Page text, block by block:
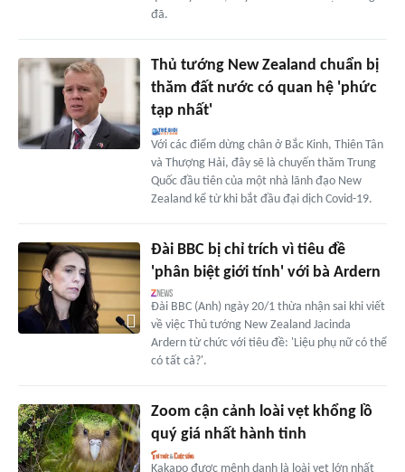
đã.
Thủ tướng New Zealand chuẩn bị
thăm đất nước có quan hệ 'phức
tạp nhất'
Với các điểm dừng chân ở Bắc Kinh, Thiên Tân
và Thượng Hải, đây sẽ là chuyến thăm Trung
Quốc đầu tiên của một nhà lãnh đạo New
Zealand kể từ khi bắt đầu đại dịch Covid-19.
Đài BBC bị chỉ trích vì tiêu đề
'phân biệt giới tính' với bà Ardern
Đài BBC (Anh) ngày 20/1 thừa nhận sai khi viết
về việc Thủ tướng New Zealand Jacinda
Ardern từ chức với tiêu đề: 'Liệu phụ nữ có thể
có tất cả?'.
Zoom cận cảnh loài vẹt khổng lồ
quý giá nhất hành tinh
Kakapo được mệnh danh là loài vẹt lớn nhất